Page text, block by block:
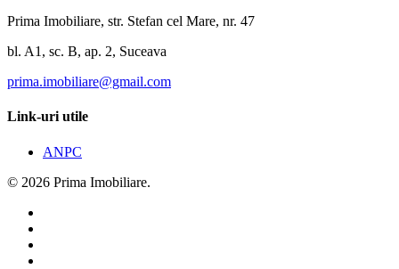
Prima Imobiliare, str. Stefan cel Mare, nr. 47
bl. A1, sc. B, ap. 2, Suceava
prima.imobiliare@gmail.com
Link-uri utile
ANPC
© 2026 Prima Imobiliare.